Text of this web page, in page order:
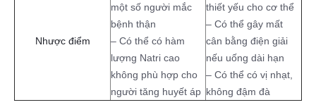
Nhược điểm
một số người mắc
bệnh thận
– Có thể có hàm
lượng Natri cao
không phù hợp cho
người tăng huyết áp
thiết yếu cho cơ thể
– Có thể gây mất
cân bằng điện giải
nếu uống dài hạn
– Có thể có vị nhạt,
không đậm đà